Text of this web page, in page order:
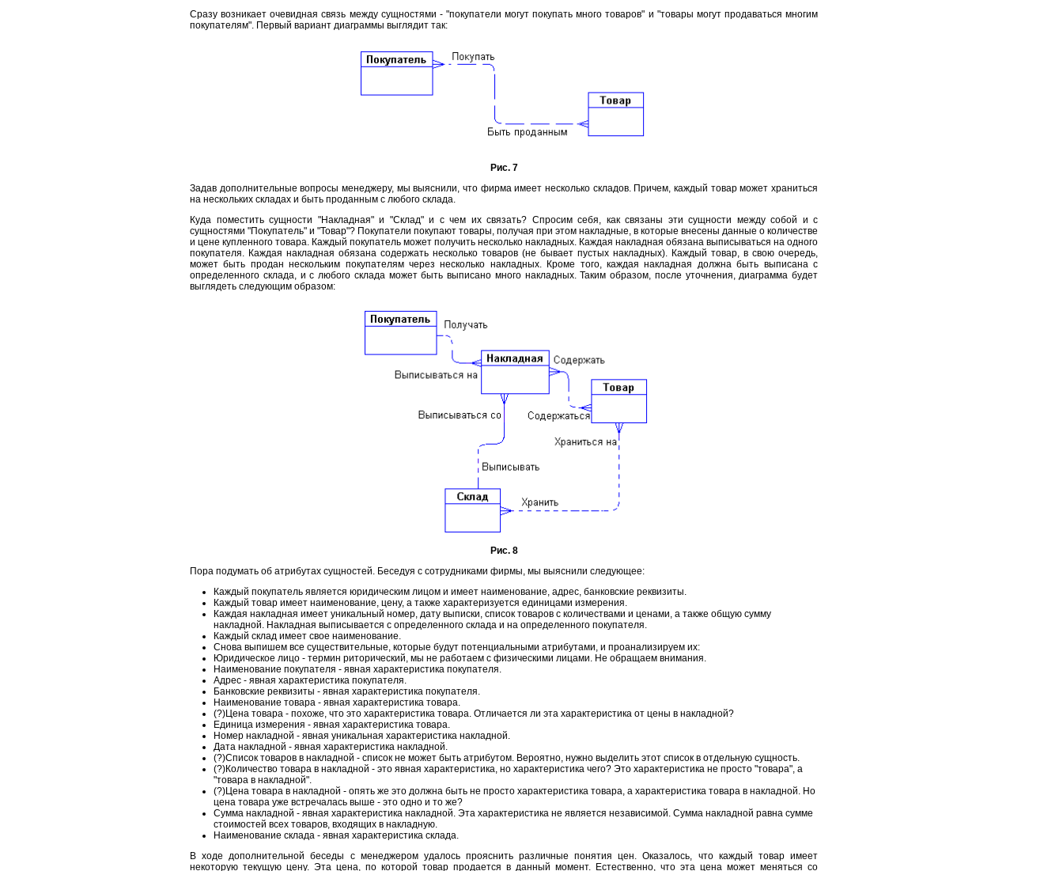
Сразу возникает очевидная связь между сущностями - "покупатели могут покупать много товаров" и "товары могут продаваться многим
покупателям". Первый вариант диаграммы выглядит так:
Рис. 7
Задав дополнительные вопросы менеджеру, мы выяснили, что фирма имеет несколько складов. Причем, каждый товар может храниться
на нескольких складах и быть проданным с любого склада.
Куда поместить сущности "Накладная" и "Склад" и с чем их связать? Спросим себя, как связаны эти сущности между собой и с
сущностями "Покупатель" и "Товар"? Покупатели покупают товары, получая при этом накладные, в которые внесены данные о количестве
и цене купленного товара. Каждый покупатель может получить несколько накладных. Каждая накладная обязана выписываться на одного
покупателя. Каждая накладная обязана содержать несколько товаров (не бывает пустых накладных). Каждый товар, в свою очередь,
может быть продан нескольким покупателям через несколько накладных. Кроме того, каждая накладная должна быть выписана с
определенного склада, и с любого склада может быть выписано много накладных. Таким образом, после уточнения, диаграмма будет
выглядеть следующим образом:
Рис. 8
Пора подумать об атрибутах сущностей. Беседуя с сотрудниками фирмы, мы выяснили следующее:
Каждый покупатель является юридическим лицом и имеет наименование, адрес, банковские реквизиты.
Каждый товар имеет наименование, цену, а также характеризуется единицами измерения.
Каждая накладная имеет уникальный номер, дату выписки, список товаров с количествами и ценами, а также общую сумму
накладной. Накладная выписывается с определенного склада и на определенного покупателя.
Каждый склад имеет свое наименование.
Снова выпишем все существительные, которые будут потенциальными атрибутами, и проанализируем их:
Юридическое лицо - термин риторический, мы не работаем с физическими лицами. Не обращаем внимания.
Наименование покупателя - явная характеристика покупателя.
Адрес - явная характеристика покупателя.
Банковские реквизиты - явная характеристика покупателя.
Наименование товара - явная характеристика товара.
(?)Цена товара - похоже, что это характеристика товара. Отличается ли эта характеристика от цены в накладной?
Единица измерения - явная характеристика товара.
Номер накладной - явная уникальная характеристика накладной.
Дата накладной - явная характеристика накладной.
(?)Список товаров в накладной - список не может быть атрибутом. Вероятно, нужно выделить этот список в отдельную сущность.
(?)Количество товара в накладной - это явная характеристика, но характеристика чего? Это характеристика не просто "товара", а
"товара в накладной".
(?)Цена товара в накладной - опять же это должна быть не просто характеристика товара, а характеристика товара в накладной. Но
цена товара уже встречалась выше - это одно и то же?
Сумма накладной - явная характеристика накладной. Эта характеристика не является независимой. Сумма накладной равна сумме
стоимостей всех товаров, входящих в накладную.
Наименование склада - явная характеристика склада.
В ходе дополнительной беседы с менеджером удалось прояснить различные понятия цен. Оказалось, что каждый товар имеет
некоторую текущую цену. Эта цена, по которой товар продается в данный момент. Естественно, что эта цена может меняться со